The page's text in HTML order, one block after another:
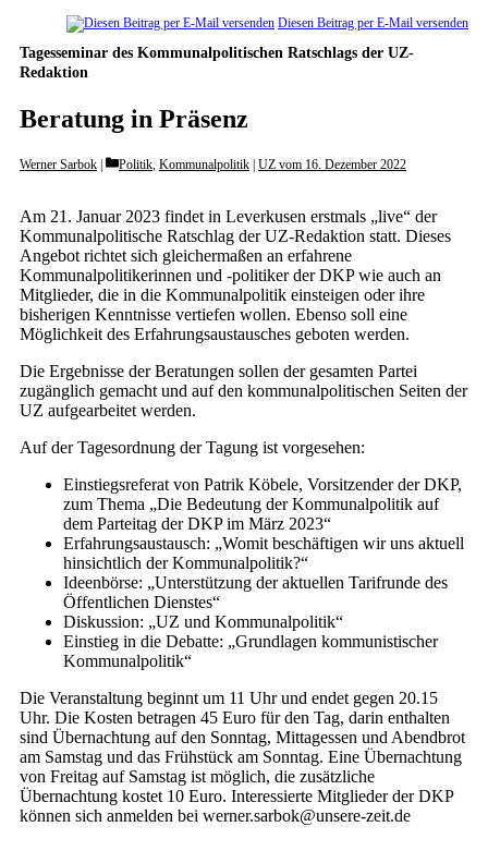
Diesen Beitrag per E-Mail versenden
Tagesseminar des Kommunalpolitischen Ratschlags der UZ-
Redaktion
Beratung in Präsenz
Werner Sarbok Categories
Politik, Kommunalpolitik UZ vom 16. Dezember 2022
Am 21. Januar 2023 findet in Leverkusen erstmals „live“ der
Kommunalpolitische Ratschlag der UZ-Redaktion statt. Dieses
Angebot richtet sich gleichermaßen an erfahrene
Kommunalpolitikerinnen und -politiker der DKP wie auch an
Mitglieder, die in die Kommunalpolitik einsteigen oder ihre
bisherigen Kenntnisse vertiefen wollen. Ebenso soll eine
Möglichkeit des Erfahrungsaustausches geboten werden.
Die Ergebnisse der Beratungen sollen der gesamten Partei
zugänglich gemacht und auf den kommunalpolitischen Seiten der
UZ aufgearbeitet werden.
Auf der Tagesordnung der Tagung ist vorgesehen:
Einstiegsreferat von Patrik Köbele, Vorsitzender der DKP,
zum Thema „Die Bedeutung der Kommunalpolitik auf
dem Parteitag der DKP im März 2023“
Erfahrungsaustausch: „Womit beschäftigen wir uns aktuell
hinsichtlich der Kommunalpolitik?“
Ideenbörse: „Unterstützung der aktuellen Tarifrunde des
Öffentlichen Dienstes“
Diskussion: „UZ und Kommunalpolitik“
Einstieg in die Debatte: „Grundlagen kommunistischer
Kommunalpolitik“
Die Veranstaltung beginnt um 11 Uhr und endet gegen 20.15
Uhr. Die Kosten betragen 45 Euro für den Tag, darin enthalten
sind Übernachtung auf den Sonntag, Mittagessen und Abendbrot
am Samstag und das Frühstück am Sonntag. Eine Übernachtung
von Freitag auf Samstag ist möglich, die zusätzliche
Übernachtung kostet 10 Euro. Interessierte Mitglieder der DKP
können sich anmelden bei werner.sarbok@unsere-zeit.de